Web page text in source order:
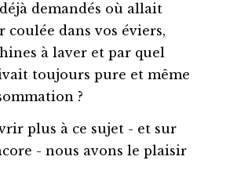
demandés où allait
coulée dans vos éviers,
à laver et par quel
toujours pure et même
?
plus à ce sujet - et sur
- nous avons le plaisir